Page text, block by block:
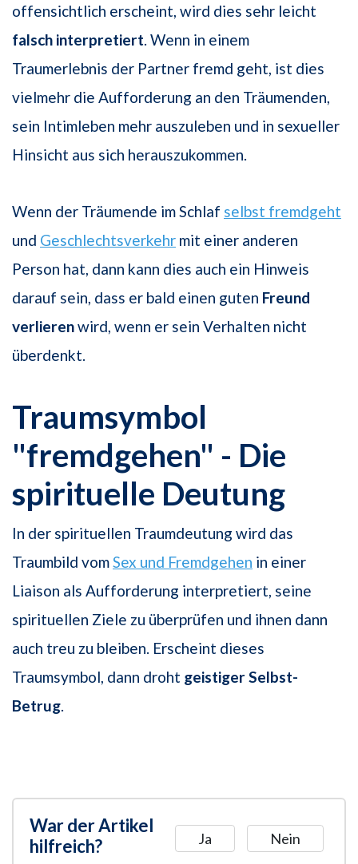
offensichtlich erscheint, wird dies sehr leicht
falsch interpretiert . Wenn in einem
Traumerlebnis der Partner fremd geht, ist dies
vielmehr die Aufforderung an den Träumenden,
sein Intimleben mehr auszuleben und in sexueller
Hinsicht aus sich herauszukommen.
Wenn der Träumende im Schlaf selbst fremdgeht
und Geschlechtsverkehr mit einer anderen
Person hat, dann kann dies auch ein Hinweis
darauf sein, dass er bald einen guten Freund
verlierenwird, wenn er sein Verhalten nicht
überdenkt.
Traumsymbol
"fremdgehen" - Die
spirituelle Deutung
In der spirituellen Traumdeutung wird das
Traumbild vomSex und Fremdgehen in einer
Liaison als Aufforderung interpretiert, seine
spirituellen Ziele zu überprüfen und ihnen dann
auch treu zu bleiben. Erscheint dieses
Traumsymbol, dann droht geistiger Selbst-
Betrug
War der Artikel
hilfreich?
Ja Nein